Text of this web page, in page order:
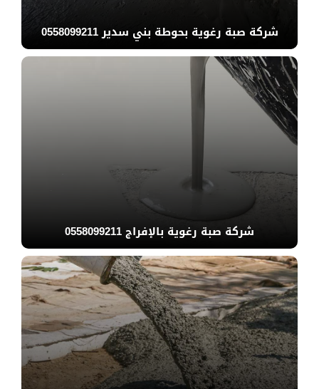
شركة صبة رغوية بحوطة بني سدير 0558099211
شركة صبة رغوية بالإفراج 0558099211